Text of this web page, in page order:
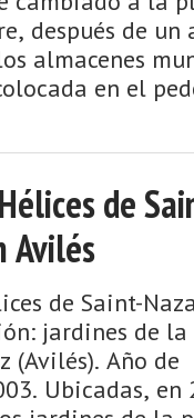
después de un
almacenes
en el
de
Avilés
de Saint-
jardines de la
(Avilés). Año de
Ubicadas, en